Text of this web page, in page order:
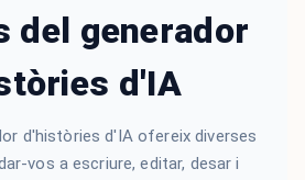
del generador
d'IA
d'històries d'IA ofereix diverses
vos a escriure, editar, desar i